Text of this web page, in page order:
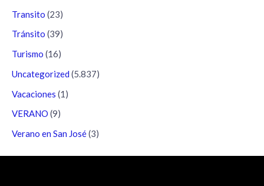
Transito (23)
Tránsito (39)
Turismo (16)
Uncategorized (5.837)
Vacaciones (1)
VERANO (9)
Verano en San José(3)